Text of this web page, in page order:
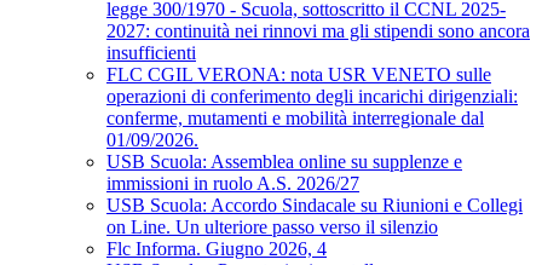
legge 300/1970 - Scuola, sottoscritto il CCNL 2025-
2027: continuità nei rinnovi ma gli stipendi sono ancora
insufficienti
FLC CGIL VERONA: nota USR VENETO sulle
operazioni di conferimento degli incarichi dirigenziali:
conferme, mutamenti e mobilità interregionale dal
01/09/2026.
USB Scuola: Assemblea online su supplenze e
immissioni in ruolo A.S. 2026/27
USB Scuola: Accordo Sindacale su Riunioni e Collegi
on Line. Un ulteriore passo verso il silenzio
Flc Informa. Giugno 2026, 4